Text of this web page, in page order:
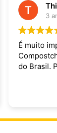
3
É muito
do Brasil.